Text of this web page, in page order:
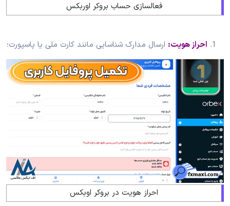
فعالسازی حساب بروکر اوربکس
احراز هویت: ارسال مدارک شناسایی مانند کارت ملی یا پاسپورت؛
احراز هویت در بروکر اوبکس